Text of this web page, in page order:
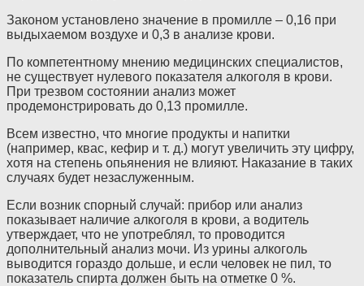
Законом установлено значение в промилле – 0,16 при
выдыхаемом воздухе и 0,3 в анализе крови.
По компетентному мнению медицинских специалистов,
не существует нулевого показателя алкоголя в крови.
При трезвом состоянии анализ может
продемонстрировать до 0,13 промилле.
Всем известно, что многие продукты и напитки
(например, квас, кефир и т. д.) могут увеличить эту цифру,
хотя на степень опьянения не влияют. Наказание в таких
случаях будет незаслуженным.
Если возник спорный случай: прибор или анализ
показывает наличие алкоголя в крови, а водитель
утверждает, что не употреблял, то проводится
дополнительный анализ мочи. Из урины алкоголь
выводится гораздо дольше, и если человек не пил, то
показатель спирта должен быть на отметке 0 %.